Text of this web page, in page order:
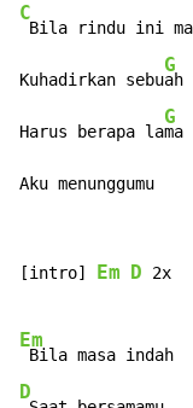
C
Bila rindu ini ma
Kuhadirkan sebu
G
ah
Harus berapa la
G
ma
Aku menunggumu
[intro] Em D 2x
Em
D